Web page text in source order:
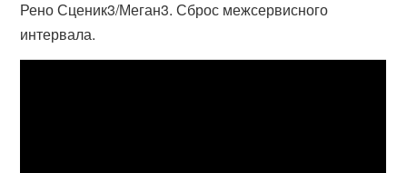
Рено Сценик3/Меган3. Сброс межсервисного
интервала.